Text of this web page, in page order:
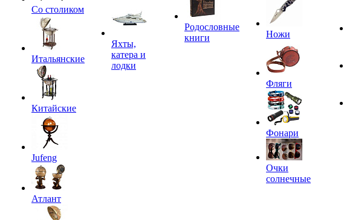
Со столиком
Итальянские
Китайские
Jufeng
Атлант
Яхты,
катера и
лодки
Родословные
книги
Ножи
Фляги
Фонари
Очки
солнечные